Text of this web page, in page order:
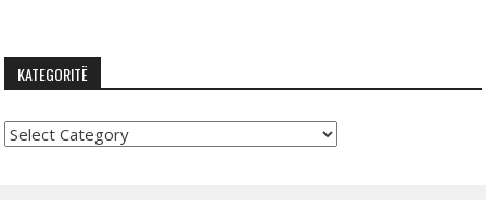
KATEGORITË
Kategoritë